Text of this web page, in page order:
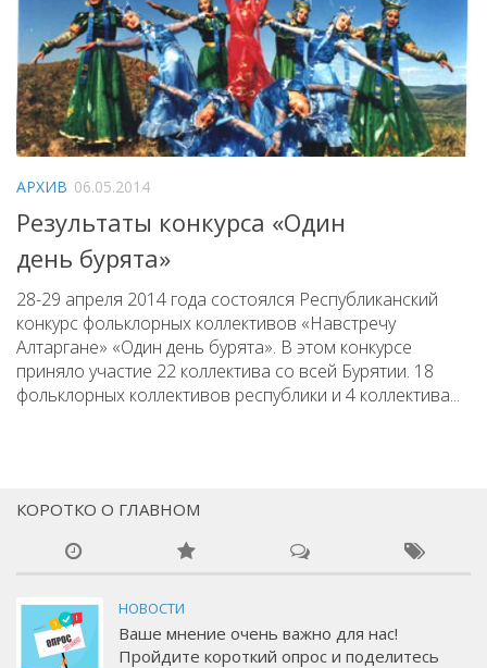
Купить Билеты
АРХИВ 06.05.2014
Результаты конкурса «Один
день бурята»
28-29 апреля 2014 года состоялся Республиканский
конкурс фольклорных коллективов «Навстречу
Алтаргане» «Один день бурята». В этом конкурсе
приняло участие 22 коллектива со всей Бурятии. 18
фольклорных коллективов республики и 4 коллектива...
КОРОТКО О ГЛАВНОМ
НОВОСТИ
Ваше мнение очень важно для нас!
Пройдите короткий опрос и поделитесь